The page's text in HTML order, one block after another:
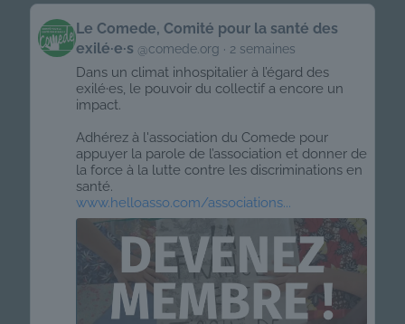
Get
to
this
Le Comede, Comité pour la santé des
exilé·e·s @comede.org 2 semaines
Dans un climat inhospitalier à l’égard des
exilé·es, le pouvoir du collectif a encore un
impact.
Adhérez à l'association du Comede pour
appuyer la parole de l’association et donner de
la force à la lutte contre les discriminations en
santé.
www.helloasso.com/associations...